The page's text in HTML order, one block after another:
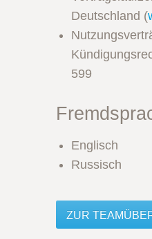
Deutschland (
599
Englisch
Russisch
ZUR